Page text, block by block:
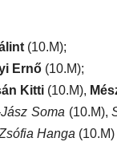
(10.M);
Ernő (10.M);
Kitti (10.M),
Soma (10.M),
Hanga